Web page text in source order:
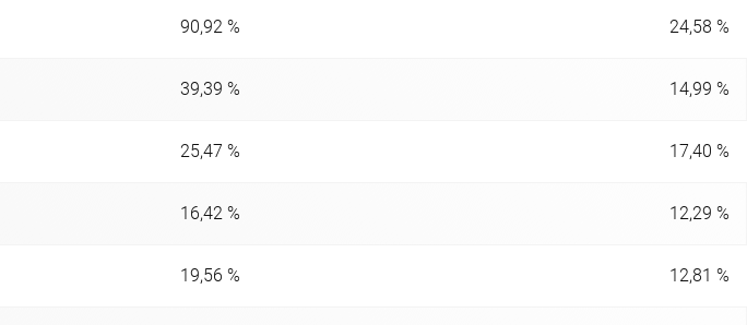
90,92 % 24,58 %
39,39 % 14,99 %
25,47 % 17,40 %
16,42 % 12,29 %
19,56 % 12,81 %